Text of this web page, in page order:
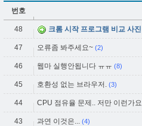
번호
48 크롬 시작 프로그램 비교 사
47 오류좀 봐주세요~ (2)
46 웹마 실행안됩니다 ㅠㅠ (8)
45 호환성 없는 브라우저. (3)
44 CPU 점유율 문제.. 저만 이런가
43 과연 이것은... (4)